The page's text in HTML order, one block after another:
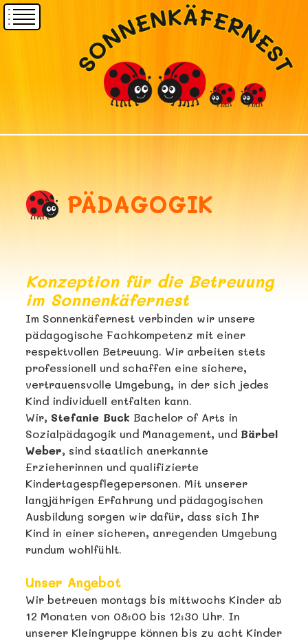
PÄDAGOGIK
Konzeption für die Betreuung
im Sonnenkäfernest
Im Sonnenkäfernest verbinden wir unsere
pädagogische Fachkompetenz mit einer
respektvollen Betreuung. Wir arbeiten stets
professionell und schaffen eine sichere,
vertrauensvolle Umgebung, in der sich jedes
Kind individuell entfalten kann.
Wir, Stefanie Buck Bachelor of Arts in
Sozialpädagogik und Management, und Bärbel
Weber, sind staatlich anerkannte
Erzieherinnen und qualifizierte
Kindertagespflegepersonen. Mit unserer
langjährigen Erfahrung und pädagogischen
Ausbildung sorgen wir dafür, dass sich Ihr
Kind in einer sicheren, anregenden Umgebung
rundum wohlfühlt.
Unser Angebot
Wir betreuen montags bis mittwochs Kinder ab
12 Monaten von 08:00 bis 12:30 Uhr. In
unserer Kleingruppe können bis zu acht Kinder